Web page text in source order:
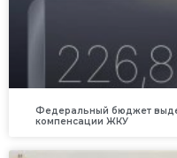
Федеральный бюджет
компенсации ЖКУ